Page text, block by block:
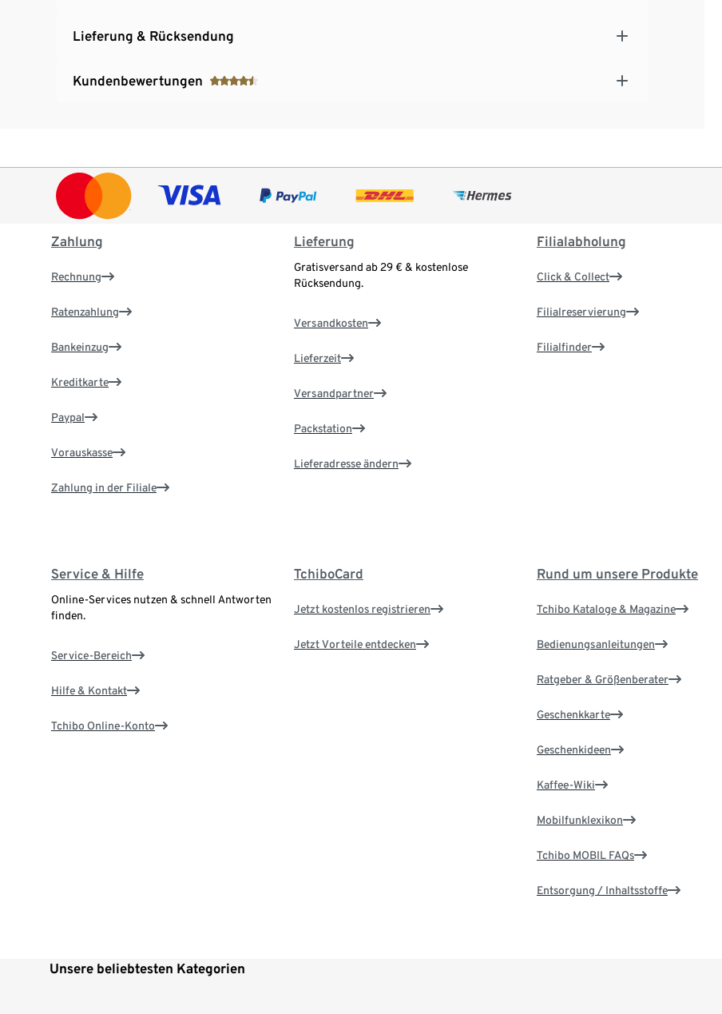
Lieferung & Rücksendung
Kundenbewertungen
Zahlung
Rechnung
Ratenzahlung
Bankeinzug
Kreditkarte
Paypal
Vorauskasse
Zahlung in der Filiale
Lieferung
Gratisversand ab 29 € & kostenlose
Rücksendung.
Versandkosten
Lieferzeit
Versandpartner
Packstation
Lieferadresse ändern
Filialabholung
Click & Collect
Filialreservierung
Filialfinder
Service & Hilfe
Online-Services nutzen & schnell Antworten
finden.
Service-Bereich
Hilfe & Kontakt
Tchibo Online-Konto
TchiboCard
Jetzt kostenlos registrieren
Jetzt Vorteile entdecken
Rund um unsere Produkte
Tchibo Kataloge & Magazine
Bedienungsanleitungen
Ratgeber & Größenberater
Geschenkkarte
Geschenkideen
Kaffee-Wiki
Mobilfunklexikon
Tchibo MOBIL FAQs
Entsorgung / Inhaltsstoffe
Unsere beliebtesten Kategorien